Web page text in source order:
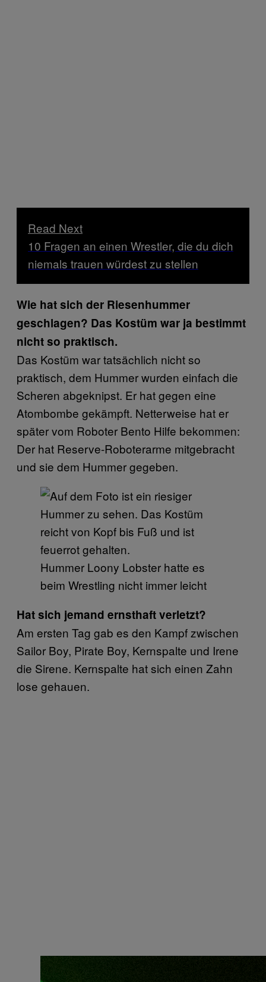
Read Next
10 Fragen an einen Wrestler, die du dich
niemals trauen würdest zu stellen
Wie hat sich der Riesenhummer
geschlagen? Das Kostüm war ja bestimmt
nicht so praktisch.
Das Kostüm war tatsächlich nicht so
praktisch, dem Hummer wurden einfach die
Scheren abgeknipst. Er hat gegen eine
Atombombe gekämpft. Netterweise hat er
später vom Roboter Bento Hilfe bekommen:
Der hat Reserve-Roboterarme mitgebracht
und sie dem Hummer gegeben.
Hummer Loony Lobster hatte es
beim Wrestling nicht immer leicht
Hat sich jemand ernsthaft verletzt?
Am ersten Tag gab es den Kampf zwischen
Sailor Boy, Pirate Boy, Kernspalte und Irene
die Sirene. Kernspalte hat sich einen Zahn
lose gehauen.